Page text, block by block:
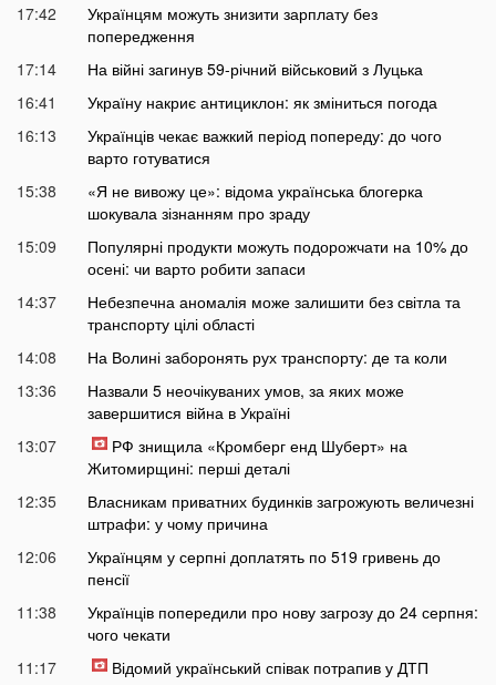
17:42
Українцям можуть знизити зарплату без
попередження
17:14
На війні загинув 59-річний військовий з Луцька
16:41
Україну накриє антициклон: як зміниться погода
16:13
Українців чекає важкий період попереду: до чого
варто готуватися
15:38
«Я не вивожу це»: відома українська блогерка
шокувала зізнанням про зраду
15:09
Популярні продукти можуть подорожчати на 10% до
осені: чи варто робити запаси
14:37
Небезпечна аномалія може залишити без світла та
транспорту цілі області
14:08
На Волині заборонять рух транспорту: де та коли
13:36
Назвали 5 неочікуваних умов, за яких може
завершитися війна в Україні
13:07
РФ знищила «Кромберг енд Шуберт» на
Житомирщині: перші деталі
12:35
Власникам приватних будинків загрожують величезні
штрафи: у чому причина
12:06
Українцям у серпні доплатять по 519 гривень до
пенсії
11:38
Українців попередили про нову загрозу до 24 серпня:
чого чекати
11:17
Відомий український співак потрапив у ДТП